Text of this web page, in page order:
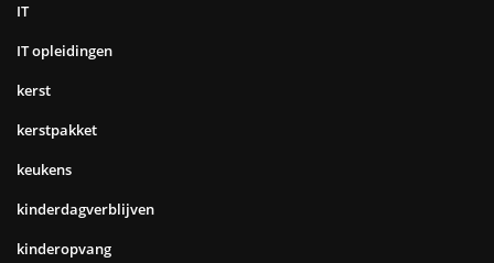
IT
IT opleidingen
kerst
kerstpakket
keukens
kinderdagverblijven
kinderopvang